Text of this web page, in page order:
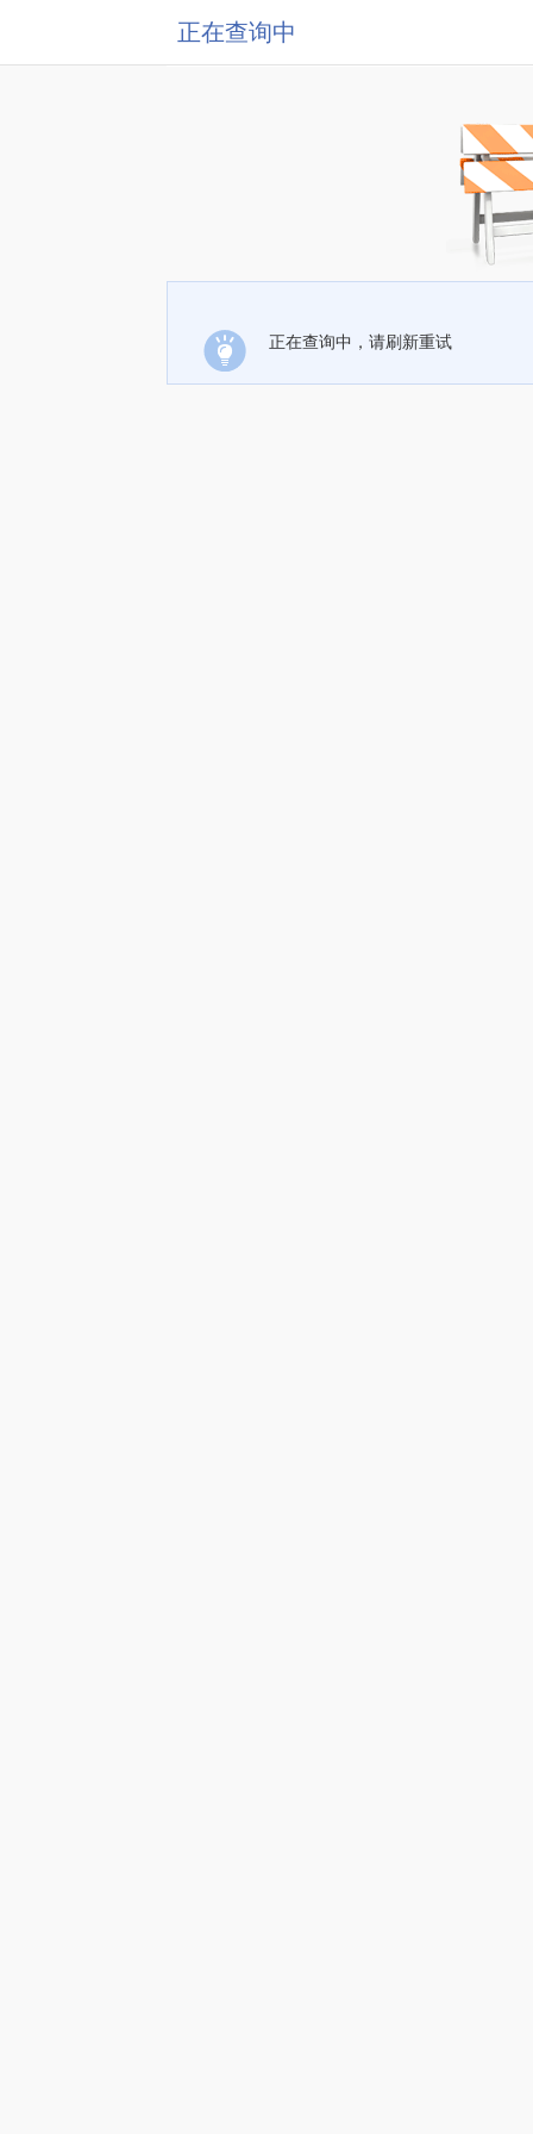
正在查询中
正在查询中，请刷新重试